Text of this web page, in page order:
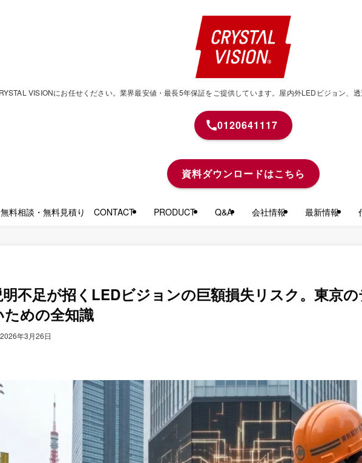
VISIONにお任せください。業界最安値・最長5年保証をご提供しています。屋内外LEDビジョン、
無料相談・無料見積り CONTACT PRODUCT Q&A 会社情報 最新情報
0120641117
資料ダウンロードはこちら
不足が招くLEDビジョンの巨額損失リスク。東京
ための全知識
2026年3月26日